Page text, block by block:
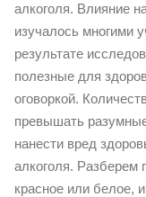
алкоголя. Влияние
изучалось многими
результате
полезные для
оговоркой.
превышать
нанести вред
алкоголя. Разберем
красное или белое,